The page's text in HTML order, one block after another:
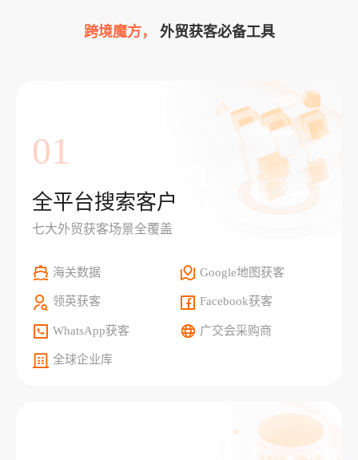
跨境魔方， 外贸获客必备工具
01
全平台搜索客户
七大外贸获客场景全覆盖
海关数据 Google地图获客
领英获客 Facebook获客
WhatsApp获客 广交会采购商
全球企业库